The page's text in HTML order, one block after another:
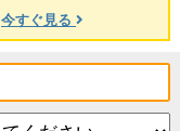
今すぐ見る